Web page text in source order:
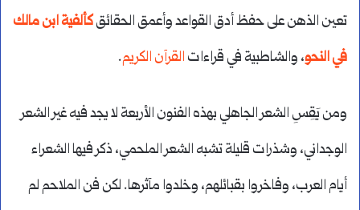
تعين الذهن على حفظ أدق القواعد وأعمق الحقائقكألفية ابن مالك
في النحو، والشاطبية في قراءات القرآن الكريم.
ومن يَقِسِ الشعر الجاهلي بهذه الفنون الأربعة لا يجد فيه غير الشعر
الوجداني، وشذرات قليلة تشبه الشعر الملحمي، ذكر فيها الشعراء
أيام العرب، وفاخروا بقبائلهم، وخلدوا مآثرها. لكن فن الملاحم لم